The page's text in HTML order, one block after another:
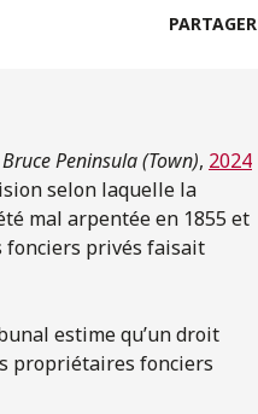
PARTAGER
Peninsula (Town), 2024
selon laquelle la
mal arpentée en 1855 et
fonciers privés faisait
estime qu’un droit
propriétaires fonciers